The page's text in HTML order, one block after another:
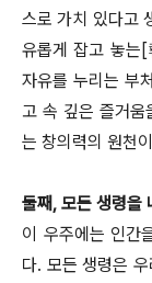
스로 가치 있다고
유롭게 잡고 놓는
자유를 누리는 부
고 속 깊은 즐거
는 창의력의 원천
둘째, 모든 생령을
이 우주에는 인간
다. 모든 생령은